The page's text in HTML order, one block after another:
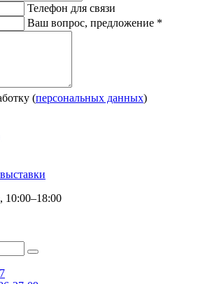
Телефон для связи
Ваш вопрос, предложение *
(персональных данных)
10:00–18:00